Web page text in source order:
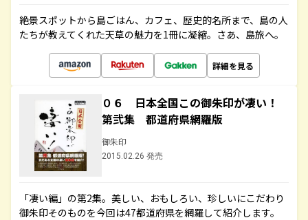
絶景スポットから島ごはん、カフェ、歴史的名所まで、島の人
たちが教えてくれた天草の魅力を1冊に凝縮。さあ、島旅へ。
詳細を見る
０６ 日本全国この御朱印が凄い！
第弐集 都道府県網羅版
御朱印
2015.02.26 発売
「凄い編」の第2集。美しい、おもしろい、珍しいにこだわり
御朱印そのものを今回は47都道府県を網羅して紹介します。